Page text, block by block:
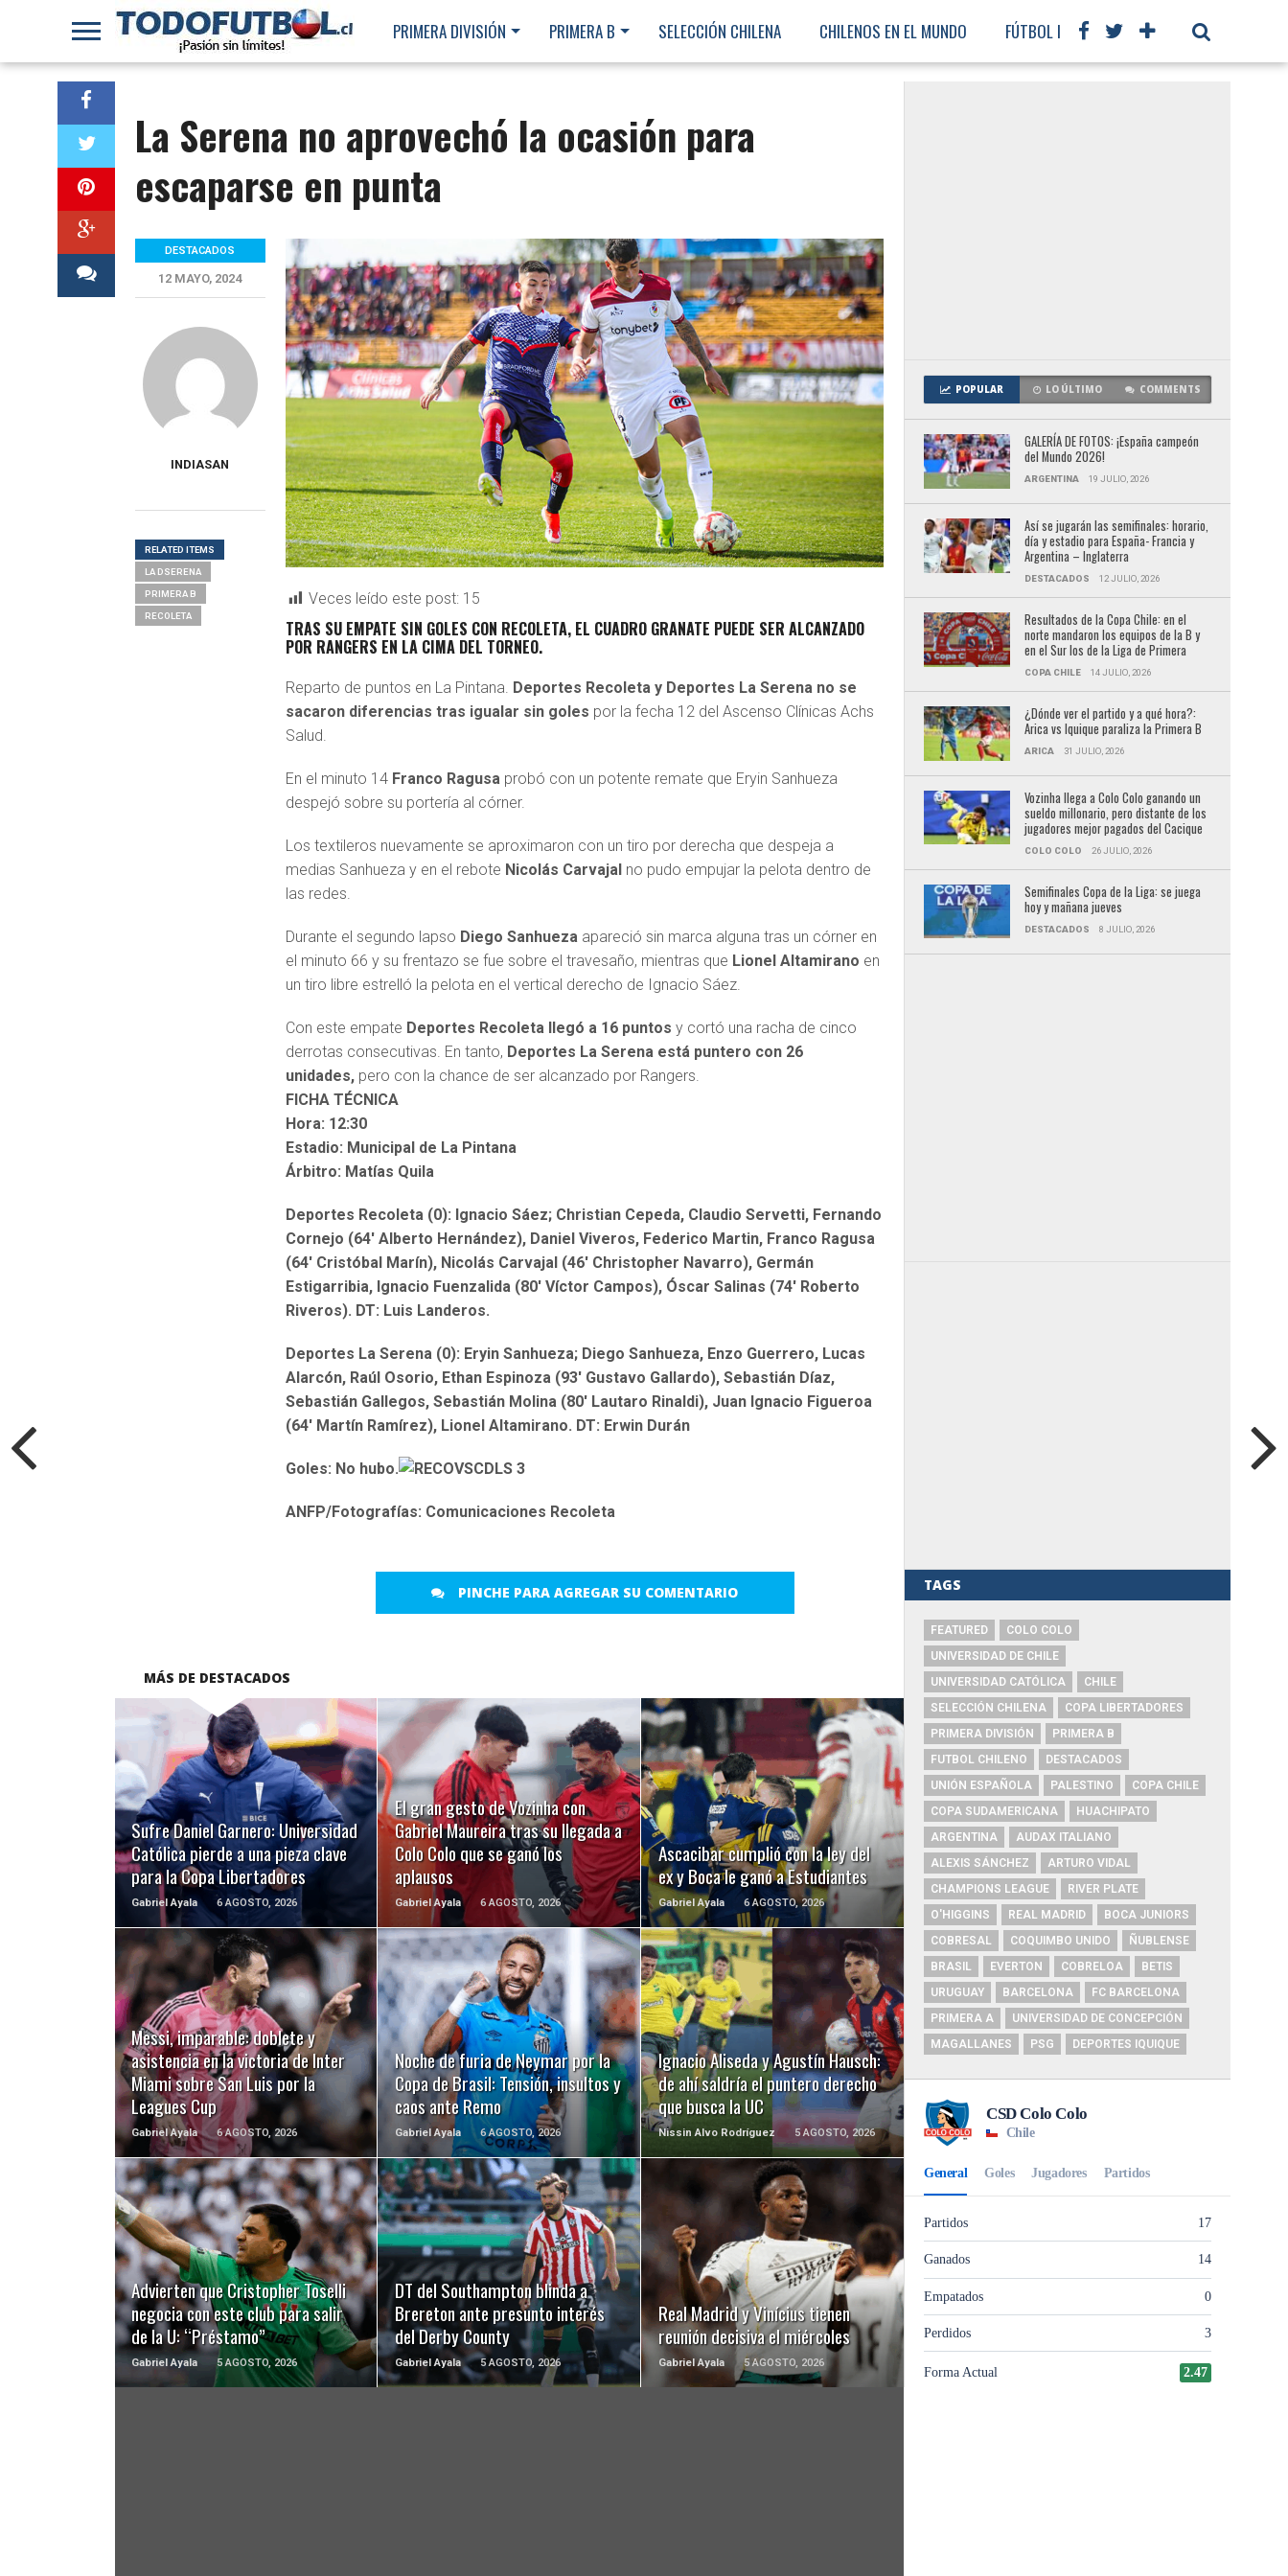
PRIMERA DIVISIÓN PRIMERA B SELECCIÓN CHILENA CHILENOS EN EL MUNDO FÚTBOL INTERNACIONAL
La Serena no aprovechó la ocasión para
escaparse en punta
Veces leído este post: 15
TRAS SU EMPATE SIN GOLES CON RECOLETA, EL CUADRO GRANATE PUEDE SER ALCANZADO
POR RANGERS EN LA CIMA DEL TORNEO.
Reparto de puntos en La Pintana. Deportes Recoleta y Deportes La Serena no se
sacaron diferencias tras igualar sin goles por la fecha 12 del Ascenso Clínicas Achs
Salud.
En el minuto 14 Franco Ragusa probó con un potente remate que Eryin Sanhueza
despejó sobre su portería al córner.
Los textileros nuevamente se aproximaron con un tiro por derecha que despeja a
medias Sanhueza y en el rebote Nicolás Carvajal no pudo empujar la pelota dentro de
las redes.
Durante el segundo lapso Diego Sanhueza apareció sin marca alguna tras un córner en
el minuto 66 y su frentazo se fue sobre el travesaño, mientras que Lionel Altamirano en
un tiro libre estrelló la pelota en el vertical derecho de Ignacio Sáez.
Con este empate Deportes Recoleta llegó a 16 puntos y cortó una racha de cinco
derrotas consecutivas. En tanto, Deportes La Serena está puntero con 26
unidades, pero con la chance de ser alcanzado por Rangers.
FICHA TÉCNICA
Hora: 12:30
Estadio: Municipal de La Pintana
Árbitro: Matías Quila
Deportes Recoleta (0): Ignacio Sáez; Christian Cepeda, Claudio Servetti, Fernando
Cornejo (64′ Alberto Hernández), Daniel Viveros, Federico Martin, Franco Ragusa
(64′ Cristóbal Marín), Nicolás Carvajal (46′ Christopher Navarro), Germán
Estigarribia, Ignacio Fuenzalida (80′ Víctor Campos), Óscar Salinas (74′ Roberto
Riveros). DT: Luis Landeros.
Deportes La Serena (0): Eryin Sanhueza; Diego Sanhueza, Enzo Guerrero, Lucas
Alarcón, Raúl Osorio, Ethan Espinoza (93′ Gustavo Gallardo), Sebastián Díaz,
Sebastián Gallegos, Sebastián Molina (80′ Lautaro Rinaldi), Juan Ignacio Figueroa
(64′ Martín Ramírez), Lionel Altamirano. DT: Erwin Durán
Goles: No hubo.
ANFP/Fotografías: Comunicaciones Recoleta
PINCHE PARA AGREGAR SU COMENTARIO
DESTACADOS
12 MAYO, 2024
INDIASAN
RELATED ITEMS
LA DSERENA
PRIMERA B
RECOLETA
MÁS DE DESTACADOS
Sufre Daniel Garnero: Universidad
Católica pierde a una pieza clave
para la Copa Libertadores
Gabriel Ayala 6 AGOSTO, 2026
LEER MÁS
El gran gesto de Vozinha con
Gabriel Maureira tras su llegada a
Colo Colo que se ganó los
aplausos
Gabriel Ayala 6 AGOSTO, 2026
LEER MÁS
Ascacibar cumplió con la ley del
ex y Boca le ganó a Estudiantes
Gabriel Ayala 6 AGOSTO, 2026
LEER MÁS
Messi, imparable: doblete y
asistencia en la victoria de Inter
Miami sobre San Luis por la
Leagues Cup
Gabriel Ayala 6 AGOSTO, 2026
LEER MÁS
Noche de furia de Neymar por la
Copa de Brasil: Tensión, insultos y
caos ante Remo
Gabriel Ayala 6 AGOSTO, 2026
LEER MÁS
Ignacio Aliseda y Agustín Hausch:
de ahí saldría el puntero derecho
que busca la UC
Nissin Alvo Rodríguez 5 AGOSTO, 2026
LEER MÁS
Advierten que Cristopher Toselli
negocia con este club para salir
de la U: “Préstamo”
Gabriel Ayala 5 AGOSTO, 2026
LEER MÁS
DT del Southampton blinda a
Brereton ante presunto interés
del Derby County
Gabriel Ayala 5 AGOSTO, 2026
LEER MÁS
Real Madrid y Vinícius tienen
reunión decisiva el miércoles
Gabriel Ayala 5 AGOSTO, 2026
LEER MÁS
POPULAR LO ÚLTIMO COMMENTS
GALERÍA DE FOTOS: ¡España campeón
del Mundo 2026!
ARGENTINA 19 JULIO, 2026
Así se jugarán las semifinales: horario,
día y estadio para España- Francia y
Argentina – Inglaterra
DESTACADOS 12 JULIO, 2026
Resultados de la Copa Chile: en el
norte mandaron los equipos de la B y
en el Sur los de la Liga de Primera
COPA CHILE 14 JULIO, 2026
¿Dónde ver el partido y a qué hora?:
Arica vs Iquique paraliza la Primera B
ARICA 31 JULIO, 2026
Vozinha llega a Colo Colo ganando un
sueldo millonario, pero distante de los
jugadores mejor pagados del Cacique
COLO COLO 26 JULIO, 2026
Semifinales Copa de la Liga: se juega
hoy y mañana jueves
DESTACADOS 8 JULIO, 2026
TAGS
FEATURED
COLO COLO
UNIVERSIDAD DE CHILE
UNIVERSIDAD CATÓLICA
CHILE
SELECCIÓN CHILENA
COPA LIBERTADORES
PRIMERA DIVISIÓN
PRIMERA B
FUTBOL CHILENO
DESTACADOS
UNIÓN ESPAÑOLA
PALESTINO
COPA CHILE
COPA SUDAMERICANA
HUACHIPATO
ARGENTINA
AUDAX ITALIANO
ALEXIS SÁNCHEZ
ARTURO VIDAL
CHAMPIONS LEAGUE
RIVER PLATE
O'HIGGINS
REAL MADRID
BOCA JUNIORS
COBRESAL
COQUIMBO UNIDO
ÑUBLENSE
BRASIL
EVERTON COBRELOA
BETIS
URUGUAY
BARCELONA
FC BARCELONA
PRIMERA A
UNIVERSIDAD DE CONCEPCIÓN
MAGALLANES
PSG DEPORTES IQUIQUE